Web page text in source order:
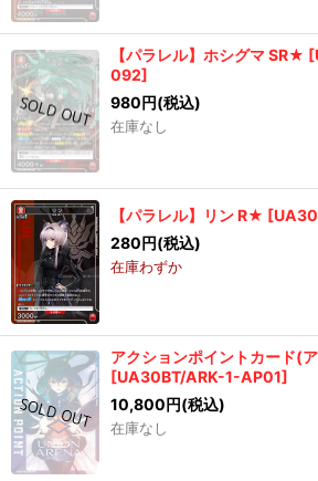
【パラレル】ホシグマ SR★ [
092]
980円(税込)
在庫なし
【パラレル】リン R★ [
280円(税込)
在庫わずか
アクションポイントカード(
[UA30BT/ARK-1-AP01]
10,800円(税込)
在庫なし